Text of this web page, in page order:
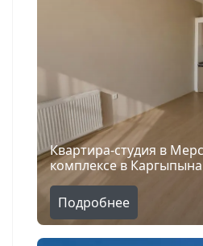
Квартира-студия в
комплексе в
Подробнее